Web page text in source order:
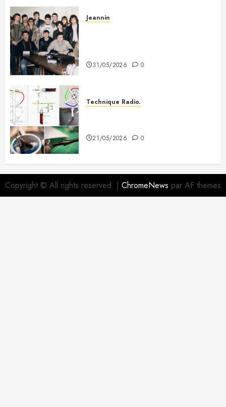
Jeannin
31/05/2026 0
Technique Radio.
21/05/2026 0
Copyright © All rights reserved. | ChromeNews par AF themes